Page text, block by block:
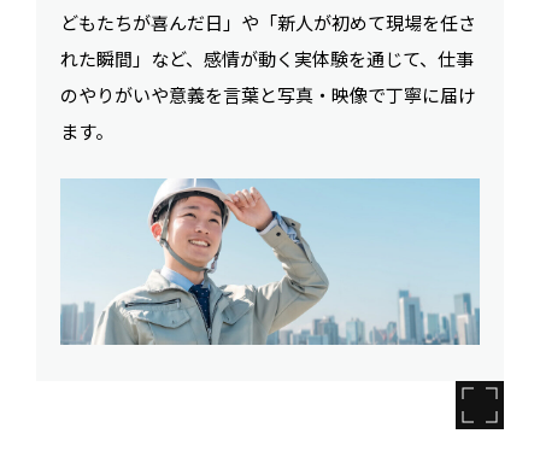
どもたちが喜んだ日」や「新人が初めて現場を任さ
れた瞬間」など、感情が動く実体験を通じて、仕事
のやりがいや意義を言葉と写真・映像で丁寧に届け
ます。